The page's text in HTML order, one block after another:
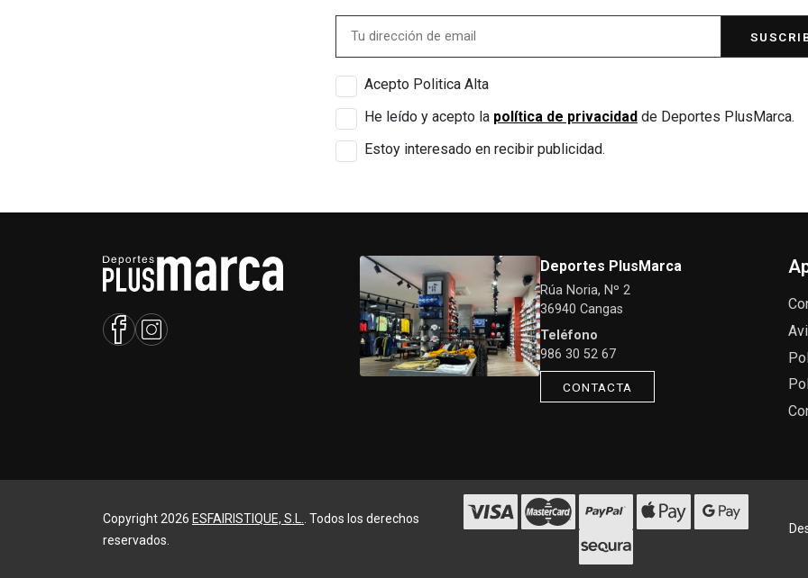
Acepto Politica Alta
He leído y acepto la política de privacidad de Deportes PlusMarca.
Estoy interesado en recibir publicidad.
Deportes PlusMarca
Rúa Noria, Nº 2
36940 Cangas
Teléfono
986 30 52 67
CONTACTA
Copyright 2026 ESFAIRISTIQUE, S.L.
. Todos los derechos
reservados.